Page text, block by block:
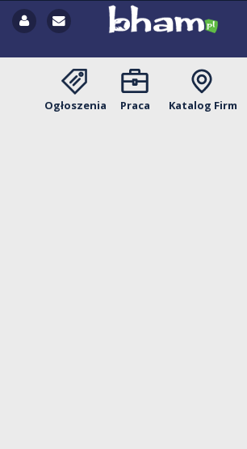
Ogłoszenia Praca Katalog Firm